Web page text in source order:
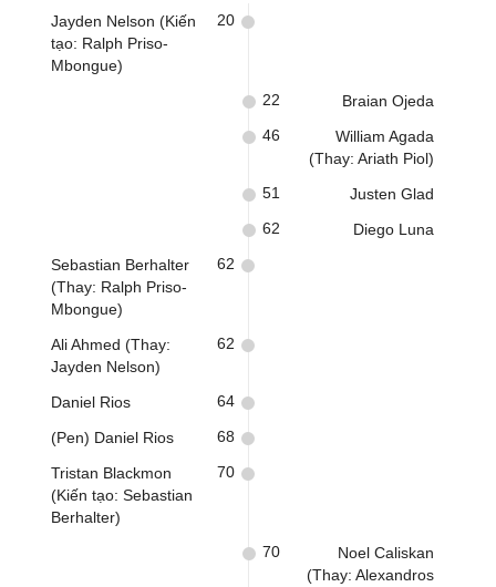
Jayden Nelson (Kiến
tạo: Ralph Priso-
Mbongue)
20
Braian Ojeda
22
William Agada
(Thay: Ariath Piol)
46
Justen Glad
51
Diego Luna
62
Sebastian Berhalter
(Thay: Ralph Priso-
Mbongue)
62
Ali Ahmed (Thay:
Jayden Nelson)
62
Daniel Rios 64
(Pen) Daniel Rios 68
Tristan Blackmon
(Kiến tạo: Sebastian
Berhalter)
70
Noel Caliskan
(Thay: Alexandros
70